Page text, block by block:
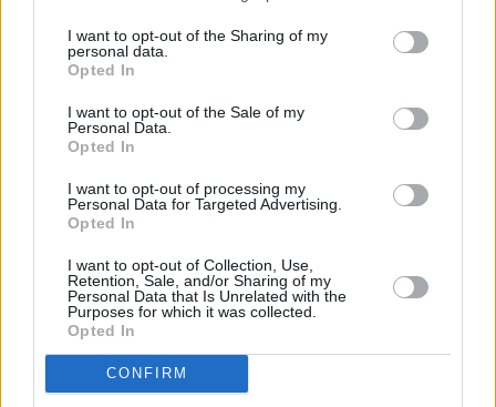
I want to opt-out of the Sharing of my
personal data.
Opted In
I want to opt-out of the Sale of my
Personal Data.
Opted In
I want to opt-out of processing my
Personal Data for Targeted Advertising.
Opted In
I want to opt-out of Collection, Use,
Retention, Sale, and/or Sharing of my
Personal Data that Is Unrelated with the
Purposes for which it was collected.
Opted In
CONFIRM
Iselin - 24.03.2015 - 16:19
Elsker vafler! greit med et nytt vaffeljern som erstatter
det gamle ødelagte :D Elsker bloggen!!
Skulle varit väldigt glad för ett våffeljärn!!
Gunn-Mari - 24.03.2015 - 16:23